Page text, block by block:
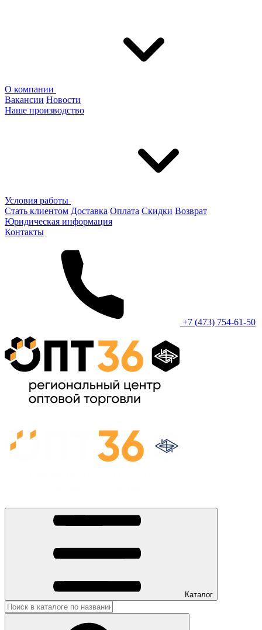
О компании
Вакансии Новости
Наше производство
Условия работы
Стать клиентом Доставка Оплата Скидки Возврат
Юридическая информация
Контакты
+7 (473) 754-61-50
Каталог